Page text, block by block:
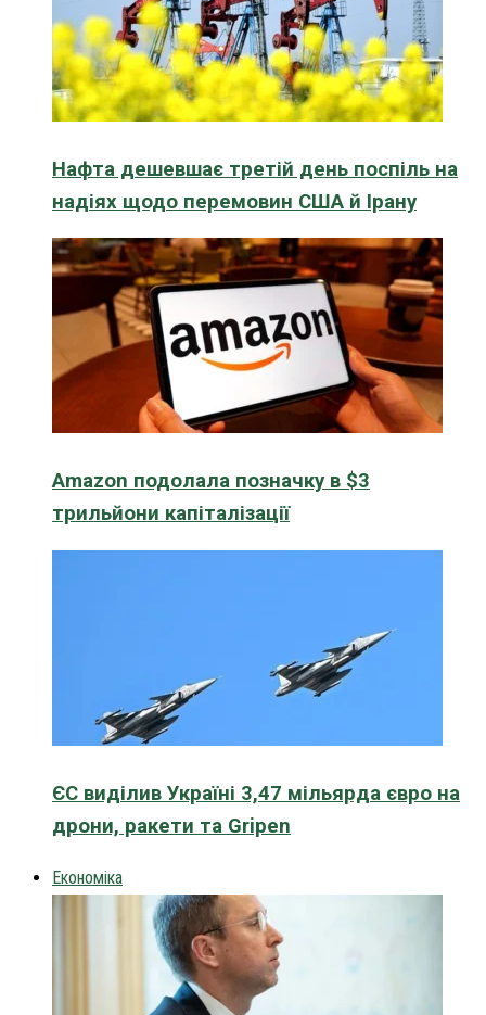
Нафта дешевшає третій день поспіль на
надіях щодо перемовин США й Ірану
Amazon подолала позначку в $3
трильйони капіталізації
ЄС виділив Україні 3,47 мільярда євро на
дрони, ракети та Gripen
Економіка